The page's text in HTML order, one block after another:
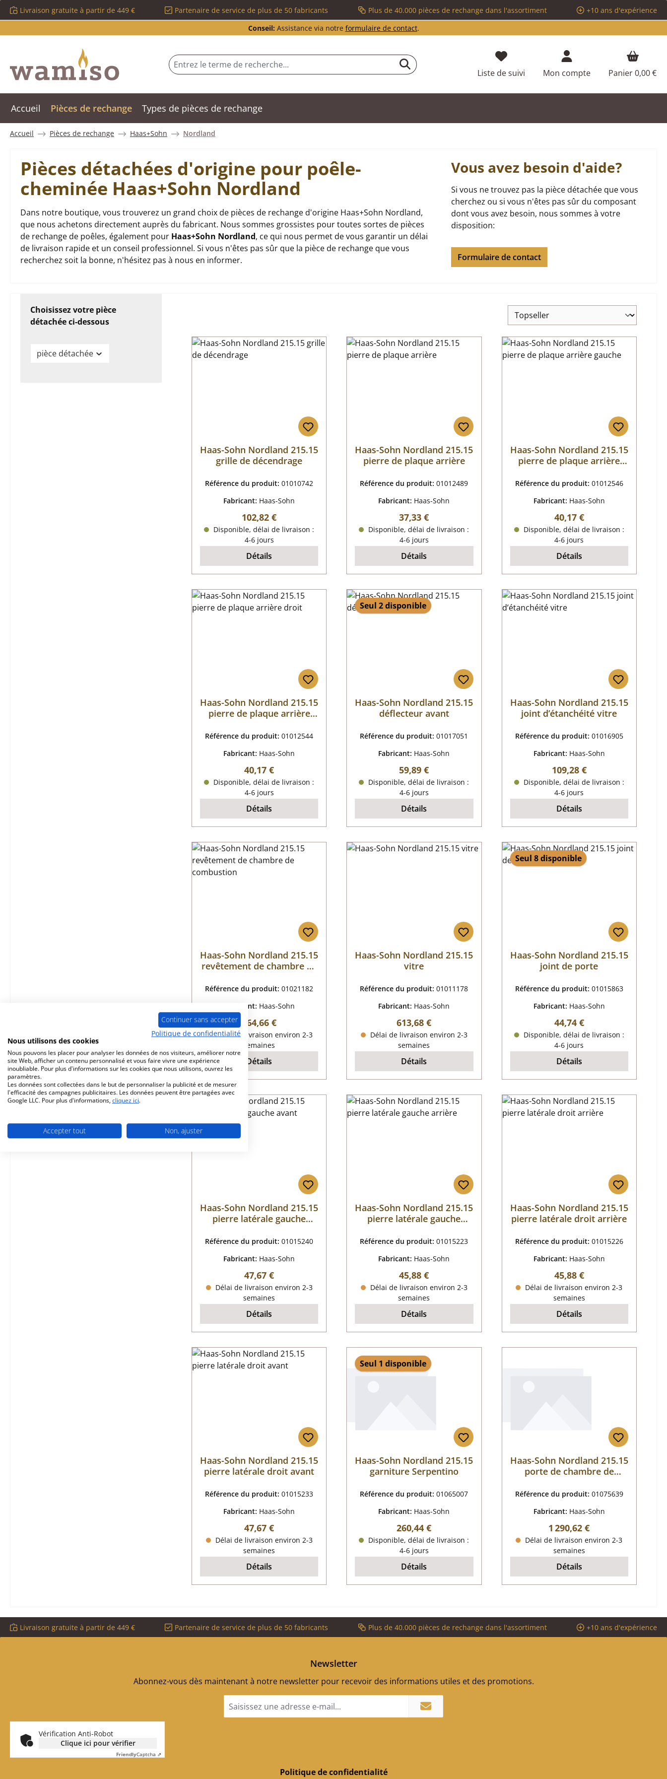
au contenu principal
Passer à la recherche
Passer à la navigation principale
Livraison gratuite à partir de 449 € Partenaire de service de plus de 50 fabricants Plus de 40.000 pièces de rechange dans l'assortiment
+10 ans d'expérience
Conseil: Assistance via notre formulaire de contact.
Liste de suivi Vous avez 0 articles dans votre liste
Mon compte Panier0,00 €
Accueil Pièces de rechange Types de pièces de rechange
Accueil Pièces de rechange Haas+Sohn Nordland
Pièces détachées d'origine pour poêle-
cheminée Haas+Sohn Nordland
Dans notre boutique, vous trouverez un grand choix de pièces de rechange d'origine Haas+Sohn Nordland,
que nous achetons directement auprès du fabricant. Nous sommes grossistes pour toutes sortes de pièces
de rechange de poêles, également pour Haas+Sohn Nordland, ce qui nous permet de vous garantir un délai
de livraison rapide et un conseil professionnel. Si vous n'êtes pas sûr que la pièce de rechange que vous
recherchez soit la bonne, n'hésitez pas à nous en informer.
Vous avez besoin d'aide?
Si vous ne trouvez pas la pièce détachée que vous
cherchez ou si vous n'êtes pas sûr du composant
dont vous avez besoin, nous sommes à votre
disposition:
Formulaire de contact
Choisissez votre pièce
détachée ci-dessous
pièce détachée
Haas-Sohn Nordland 215.15
grille de décendrage
Référence du produit:01010742
Fabricant: Haas-Sohn
Prix régulier :
102,82 €
Disponible, délai de livraison :
4-6 jours
Détails
Haas-Sohn Nordland 215.15
pierre de plaque arrière
Référence du produit:01012489
Fabricant: Haas-Sohn
Prix régulier :
37,33 €
Disponible, délai de livraison :
4-6 jours
Détails
Haas-Sohn Nordland 215.15
pierre de plaque arrière
Référence du produit: 01012546
Fabricant: Haas-Sohn
Prix régulier :
40,17 €
Disponible, délai de livraison :
4-6 jours
Détails
Haas-Sohn Nordland 215.15
pierre de plaque arrière
Référence du produit:01012544
Fabricant: Haas-Sohn
Prix régulier :
40,17 €
Disponible, délai de livraison :
4-6 jours
Détails
Seul 2 disponible
Haas-Sohn Nordland 215.15
déflecteur avant
Référence du produit:01017051
Fabricant: Haas-Sohn
Prix régulier :
59,89 €
Disponible, délai de livraison :
4-6 jours
Détails
Haas-Sohn Nordland 215.15
joint d’étanchéité vitre
Référence du produit: 01016905
Fabricant: Haas-Sohn
Prix régulier :
109,28 €
Disponible, délai de livraison :
4-6 jours
Détails
Haas-Sohn Nordland 215.15
revêtement de chambre de
Référence du produit:01021182
Fabricant: Haas-Sohn
Prix régulier :
364,66 €
Délai de livraison environ 2-3
semaines
Détails
Haas-Sohn Nordland 215.15
vitre
Référence du produit:01011178
Fabricant: Haas-Sohn
Prix régulier :
613,68 €
Délai de livraison environ 2-3
semaines
Détails
Seul 8 disponible
Haas-Sohn Nordland 215.15
joint de porte
Référence du produit: 01015863
Fabricant: Haas-Sohn
Prix régulier :
44,74 €
Disponible, délai de livraison :
4-6 jours
Détails
Haas-Sohn Nordland 215.15
pierre latérale gauche
Référence du produit:01015240
Fabricant: Haas-Sohn
Prix régulier :
47,67 €
Délai de livraison environ 2-3
semaines
Détails
Haas-Sohn Nordland 215.15
pierre latérale gauche
Référence du produit:01015223
Fabricant: Haas-Sohn
Prix régulier :
45,88 €
Délai de livraison environ 2-3
semaines
Détails
Haas-Sohn Nordland 215.15
pierre latérale droit arrière
Référence du produit: 01015226
Fabricant: Haas-Sohn
Prix régulier :
45,88 €
Délai de livraison environ 2-3
semaines
Détails
Haas-Sohn Nordland 215.15
pierre latérale droit avant
Référence du produit:01015233
Fabricant: Haas-Sohn
Prix régulier :
47,67 €
Délai de livraison environ 2-3
semaines
Détails
Seul 1 disponible
Haas-Sohn Nordland 215.15
garniture Serpentino
Référence du produit:01065007
Fabricant: Haas-Sohn
Prix régulier :
260,44 €
Disponible, délai de livraison :
4-6 jours
Détails
Haas-Sohn Nordland 215.15
porte de chambre de
Référence du produit: 01075639
Fabricant: Haas-Sohn
Prix régulier :
1 290,62 €
Délai de livraison environ 2-3
semaines
Détails
Livraison gratuite à partir de 449 € Partenaire de service de plus de 50 fabricants Plus de 40.000 pièces de rechange dans l'assortiment +10 ans d'expérience
Newsletter
Abonnez-vous dès maintenant à notre newsletter pour recevoir des informations utiles et des promotions.
e-
Vérification Anti-Robot
Clique ici pour vérifier
FriendlyCaptcha ⇗
Politique de confidentialité
Continuer sans accepter
Politique de confidentialité
Nous utilisons des cookies
Nous pouvons les placer pour analyser les données de nos visiteurs, améliorer notre
site Web, afficher un contenu personnalisé et vous faire vivre une expérience
inoubliable. Pour plus d'informations sur les cookies que nous utilisons, ouvrez les
paramètres.
Les données sont collectées dans le but de personnaliser la publicité et de mesurer
l'efficacité des campagnes publicitaires. Les données peuvent être partagées avec
Google LLC. Pour plus d'informations, cliquez ici.
Accepter tout Non, ajuster